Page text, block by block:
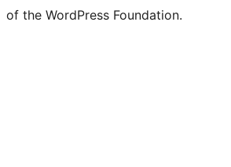
of the WordPress Foundation.